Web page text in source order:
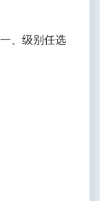
、级别任选